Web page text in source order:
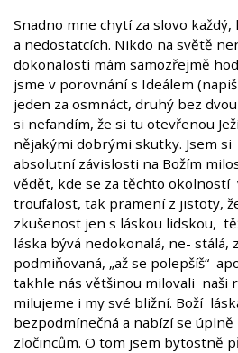
Snadno mne chytí za slovo
a nedostatcích. Nikdo na světě
dokonalosti mám samozřejmě
jsme v porovnání s Ideálem
jeden za osmnáct, druhý bez
si nefandím, že si tu otevřenou
nějakými dobrými skutky. Jsem
absolutní závislosti na Božím
vědět, kde se za těchto okolností
troufalost, tak pramení z jistoty,
zkušenost jen s láskou lidskou,
láska bývá nedokonalá, ne- stálá,
podmiňovaná, „až se polepšíš“
takhle nás většinou milovali naši
milujeme i my své bližní. Boží
bezpodmínečná a nabízí se
zločincům. O tom jsem bytostně